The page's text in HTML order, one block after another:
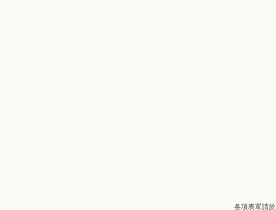
各項表單請